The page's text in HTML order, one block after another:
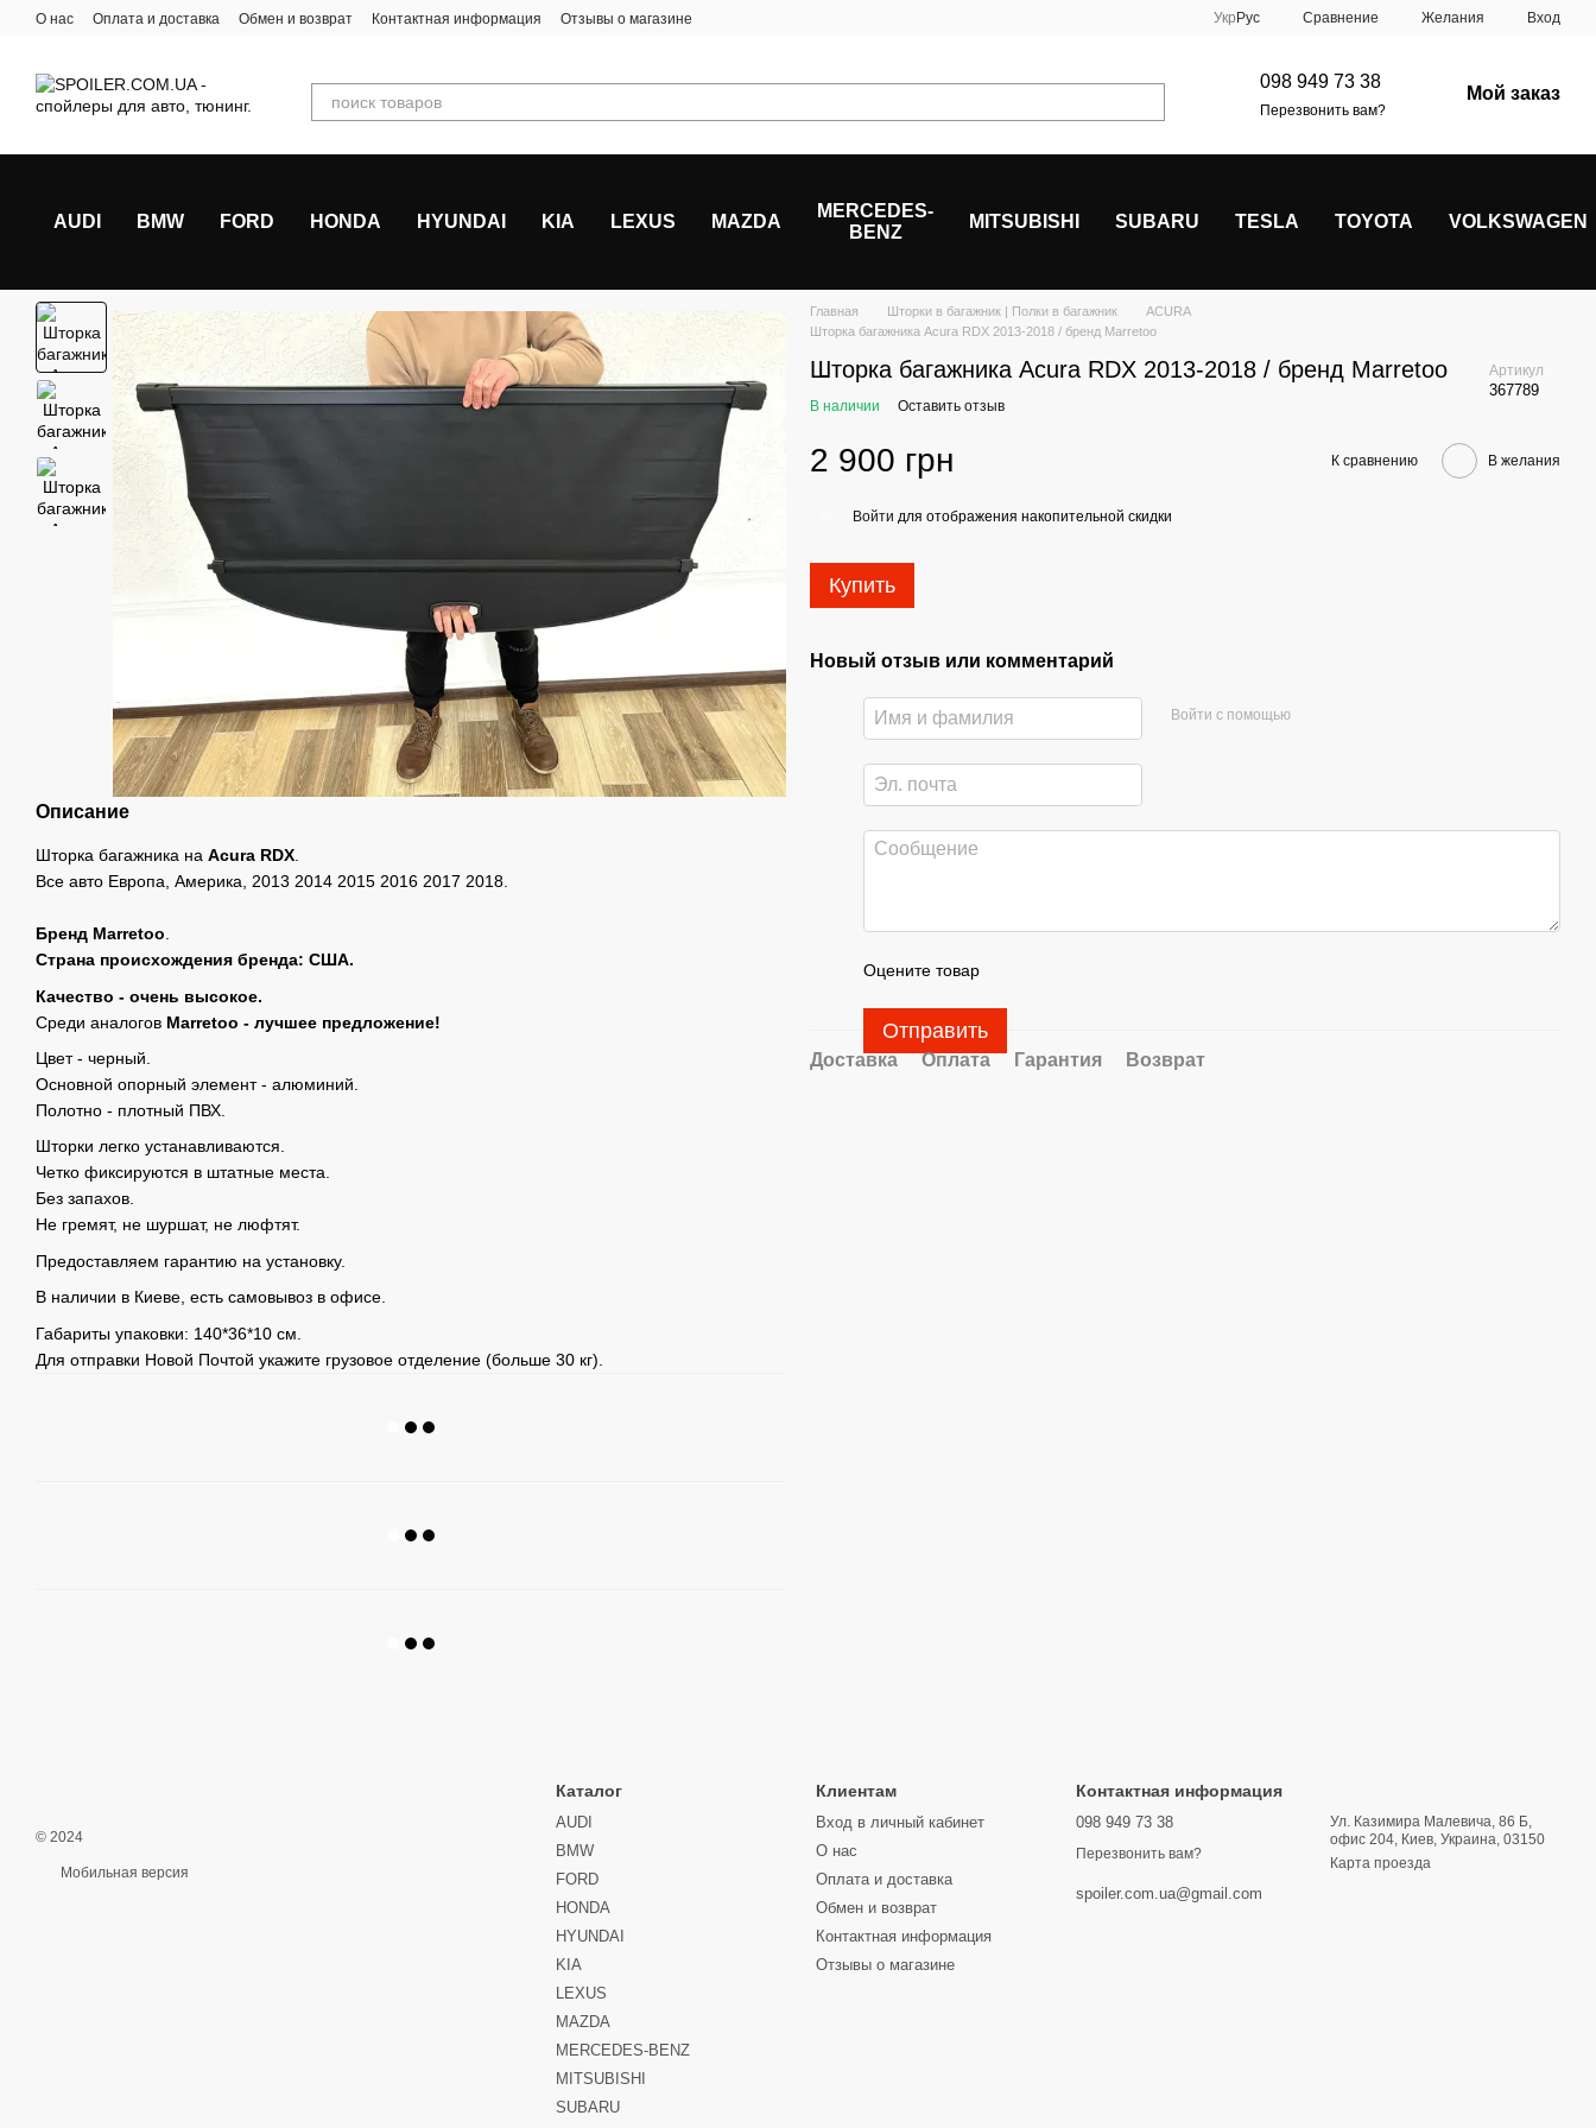
Перейти к основному контенту
О нас Оплата и доставка Обмен и возврат Контактная информация Отзывы о магазине Укр Рус Сравнение Желания Вход
098 949 73 38
Перезвонить вам?
Мой заказ
AUDI BMW FORD HONDA HYUNDAI KIA LEXUS MAZDA
MERCEDES-
BENZ
MITSUBISHI SUBARU TESLA TOYOTA VOLKSWAGEN
Описание
Шторка багажника на Acura RDX.
Все авто Европа, Америка, 2013 2014 2015 2016 2017 2018.
Бренд Marretoo.
Страна происхождения бренда: США.
Качество - очень высокое.
Среди аналогов Marretoo - лучшее предложение!
Цвeт - черный.
Основной опорный элемент - алюминий.
Полотно - плотный ПВХ.
Шторки легко устанавливаются.
Четко фиксируются в штатные места.
Без запахов.
Не гремят, не шуршат, не люфтят.
Предоставляем гарантию на установку.
В наличии в Киеве, есть самовывоз в офисе.
Габариты упаковки: 140*36*10 см.
Для отправки Новой Почтой укажите грузовое отделение (больше 30 кг).
Главная Шторки в багажник | Полки в багажник
ACURA
Шторка багажника Acura RDX 2013-2018 / бренд Marretoo
Шторка багажника Acura RDX 2013-2018 / бренд Marretoo Артикул
367789
В наличии Оставить отзыв
2 900 грн К сравнению В желания
Войти для отображения накопительной скидки
Купить
Новый отзыв или комментарий
Войти с помощью
Оцените товар
Отправить
Доставка Оплата Гарантия Возврат
© 2024
Мобильная версия
Каталог
AUDI
BMW
FORD
HONDA
HYUNDAI
KIA
LEXUS
MAZDA
MERCEDES-BENZ
MITSUBISHI
SUBARU
Клиентам
Вход в личный кабинет
О нас
Оплата и доставка
Обмен и возврат
Контактная информация
Отзывы о магазине
Контактная информация
098 949 73 38
Перезвонить вам?
spoiler.com.ua@gmail.com
Ул. Казимира Малевича, 86 Б,
офис 204, Киев, Украина, 03150
Карта проезда